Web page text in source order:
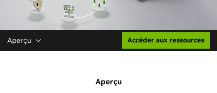
Aperçu Accéder aux ressources
Aperçu